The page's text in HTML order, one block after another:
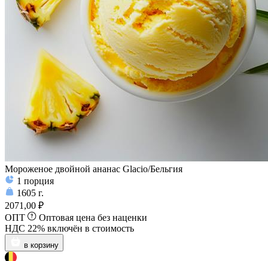
Мороженое двойной ананас Glacio/Бельгия
1 порция
1605 г.
2071,00 ₽
ОПТ
Оптовая цена без наценки
НДС 22% включён в стоимость
в корзину